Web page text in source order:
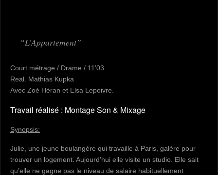
L’Appartement
Court métrage / Drame / 11’03
Real. Mathias Kupka
Avec Zoé Héran et Elsa Lepoivre.
Travail réalisé : Montage Son & Mixage
Synopsis:
Julie, une jeune boulangère qui travaille à Paris, galère pour
trouver un logement. Aujourd’hui elle visite un studio. Elle sait
qu’elle ne gagne pas le niveau de salaire habituellement